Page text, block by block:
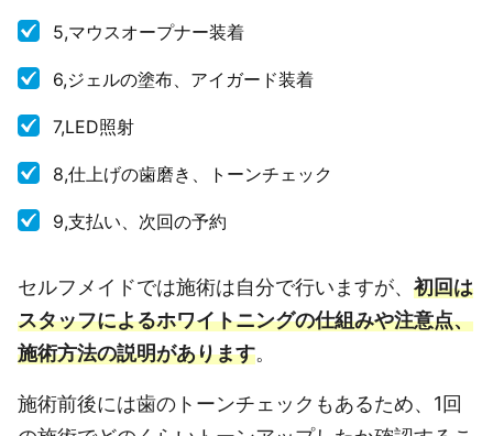
5,マウスオープナー装着
6,ジェルの塗布、アイガード装着
7,LED照射
8,仕上げの歯磨き、トーンチェック
9,支払い、次回の予約
セルフメイドでは施術は自分で行いますが、 初回は
スタッフによるホワイトニングの仕組みや注意点、
施術方法の説明があります。
施術前後には歯のトーンチェックもあるため、1回